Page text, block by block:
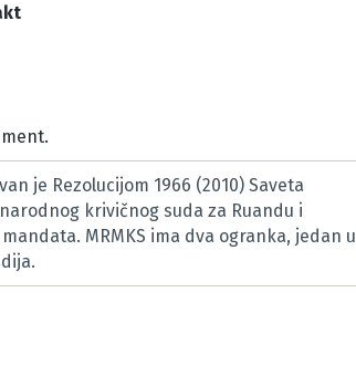
je Rezolucijom 1966 (2010) Saveta
krivičnog suda za Ruandu i
MRMKS ima dva ogranka, jedan u